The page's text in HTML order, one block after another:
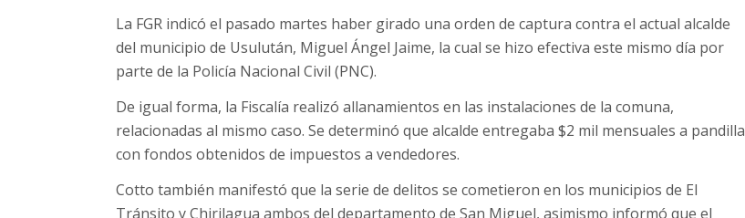
La FGR indicó el pasado martes haber girado una orden de captura contra el actual alcalde
del municipio de Usulután, Miguel Ángel Jaime, la cual se hizo efectiva este mismo día por
parte de la Policía Nacional Civil (PNC).
De igual forma, la Fiscalía realizó allanamientos en las instalaciones de la comuna,
relacionadas al mismo caso. Se determinó que alcalde entregaba $2 mil mensuales a pandilla
con fondos obtenidos de impuestos a vendedores.
Cotto también manifestó que la serie de delitos se cometieron en los municipios de El
Tránsito y Chirilagua ambos del departamento de San Miguel, asimismo informó que el